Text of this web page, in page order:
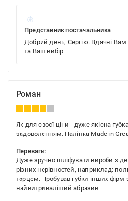
Представник постачальника
Добрий день, Сергію. Вдячні Вам
та Ваш вибір!
Роман
Як для своєї ціни - дуже якісна
задоволенням. Наліпка Made in
Переваги:
Дуже зручно шліфувати вироби з
різних нерівностей, наприклад:
торцем. Пробував губки інших фірм
найвитриваліший абразив